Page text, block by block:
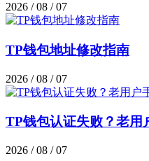
2026 / 08 / 07
TP钱包地址修改指南
2026 / 08 / 07
TP钱包认证失败？老用
2026 / 08 / 07